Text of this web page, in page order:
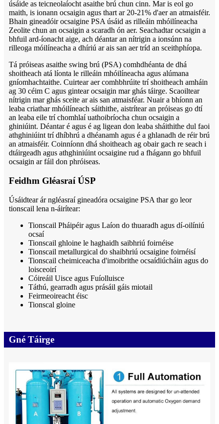
úsáide as teicneolaíocht asaithe brú chun cinn. Mar is eol go
maith, is ionann ocsaigin agus thart ar 20-21% d'aer an atmaisféir.
Bhain gineadóir ocsaigine PSA úsáid as rilleáin mhóilíneacha
Zeolite chun an ocsaigin a scaradh ón aer. Seachadtar ocsaigin a
bhfuil ard-íonacht aige, ach déantar an nítrigin a ionsúnn na
rilleoga móilíneacha a dhíriú ar ais san aer tríd an sceithphíopa.
Tá próiseas asaithe swing brú (PSA) comhdhéanta de dhá
shoitheach atá líonta le rilleáin mhóilíneacha agus alúmana
gníomhachtaithe. Cuirtear aer comhbhrúite trí shoitheach amháin
ag 30 céim C agus gintear ocsaigin mar ghás táirge. Scaoiltear
nítrigin mar ghás sceite ar ais san atmaisféar. Nuair a bhíonn an
leaba criathar mhóilíneach sáithithe, aistrítear an próiseas go dtí
an leaba eile trí chomhlaí uathoibríocha chun ocsaigin a
ghiniúint. Déantar é agus é ag ligean don leaba sháithithe dul faoi
athghiniúint trí dhíbhrú a dhéanamh agus é a ghlanadh de réir brú
an atmaisféir. Coinníonn dhá shoitheach ag obair gach re seach i
dtáirgeadh agus athghiniúint ocsaigine rud a fhágann go bhfuil
ocsaigin ar fáil don phróiseas.
Feidhm Gléasraí ÚSP
Úsáidtear ár ngléasraí gineadóra ocsaigine PSA thar go leor
tionscail lena n-áirítear:
Tionscail Pháipéir agus Laíon do thuaradh agus dí-oilíniú
ocsaí
Tionscail ghloine le haghaidh saibhriú foirnéise
Tionscail metallurgical do shaibhriú ocsaigine foirnéisí
Tionscail cheimiceacha d'imoibrithe ocsaídiúcháin agus do
loisceoirí
Cóireáil Uisce agus Fuíolluisce
Táthú, gearradh agus prásáil gáis miotail
Feirmeoireacht éisc
Tionscal gloine
Gné Táirge